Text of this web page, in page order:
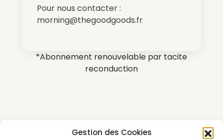
Gestion des Cookies
Pour nous contacter :
morning@thegoodgoods.fr
*Abonnement renouvelable par tacite
reconduction
SE CONNECTER ABONNEMENTS